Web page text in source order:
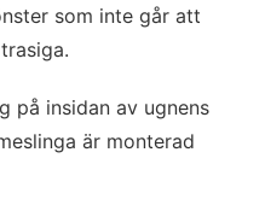
som inte går att
på insidan av ugnens
är monterad